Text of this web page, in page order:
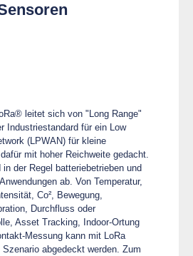
leitet sich von "Long Range"
Industriestandard für ein Low
(LPWAN) für kleine
mit hoher Reichweite gedacht.
in der Regel batteriebetrieben und
ab. Von Temperatur,
Co², Bewegung,
Durchfluss oder
Asset Tracking, Indoor-Ortung
Messung kann mit LoRa
abgedeckt werden. Zum